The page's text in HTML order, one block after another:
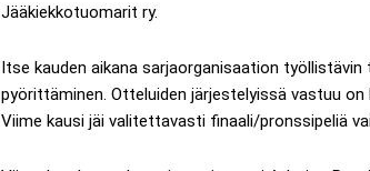
Jääkiekkotuomarit ry.
Itse kauden aikana sarjaorganisaation
pyörittäminen. Otteluiden järjestelyissä vastuu
Viime kausi jäi valitettavasti finaali/pronssipeliä